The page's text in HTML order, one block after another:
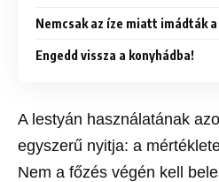
Nemcsak az íze miatt imádták
Engedd vissza a konyhádba!
A lestyán használatának
egyszerű nyitja: a
Nem a főzés végén kell